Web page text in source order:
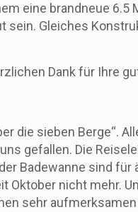
eine brandneue 6.5
sein. Gleiches
Dank für Ihre
die sieben Berge“.
gefallen. Die
Badewanne sind
Oktober nicht mehr.
sehr